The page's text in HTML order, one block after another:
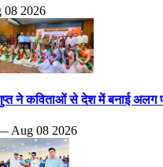
2026
ने कविताओं से देश में बनाई अलग
Aug 08 2026